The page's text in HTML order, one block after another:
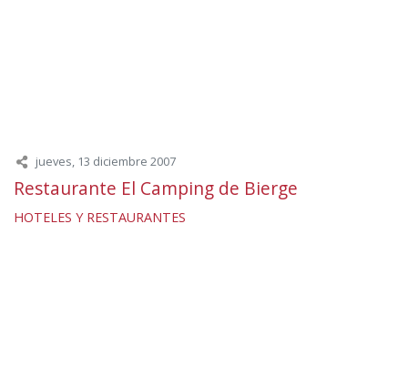
jueves, 13 diciembre 2007
Restaurante El Camping de Bierge
HOTELES Y RESTAURANTES